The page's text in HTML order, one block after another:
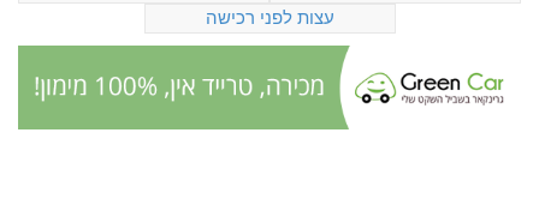
עצות לפני רכישה